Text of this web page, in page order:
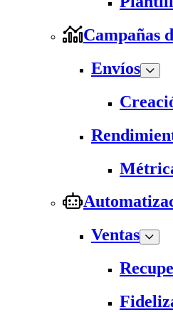
Campañas
Envíos
Ventas